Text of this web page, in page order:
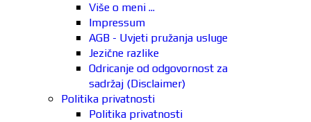
Više o meni ...
Impressum
AGB - Uvjeti pružanja usluge
Jezične razlike
Odricanje od odgovornost za
sadržaj (Disclaimer)
Politika privatnosti
Politika privatnosti